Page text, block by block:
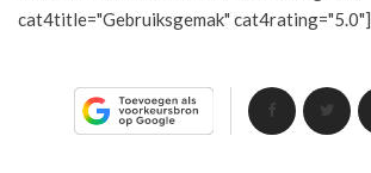
cat4title="Gebruiksgemak" cat4rating="5.0"]